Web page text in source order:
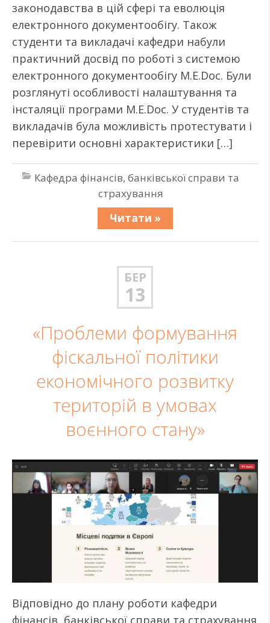
законодавства в цій сфері та еволюція
електронного документообігу. Також
студенти та викладачі кафедри набули
практичний досвід по роботі з системою
електронного документообігу М.Е.Doc. Були
розглянуті особливості налаштування та
інсталяції програми М.Е.Doc. У студентів та
викладачів була можливість протестувати і
перевірити основні характеристики […]
Кафедра фінансів, банківської справи та
страхування
Читати »
БЕР
13
«Проблеми формування
фіскальної політики
економічного розвитку
територій в умовах
воєнного стану»
Відповідно до плану роботи кафедри
фінансів, банківської справи та страхування